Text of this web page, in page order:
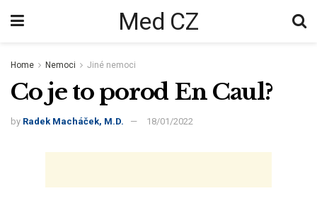
Med CZ
Home Nemoci Jiné nemoci
Co je to porod En Caul?
by Radek Macháček, M.D. 18/01/2022